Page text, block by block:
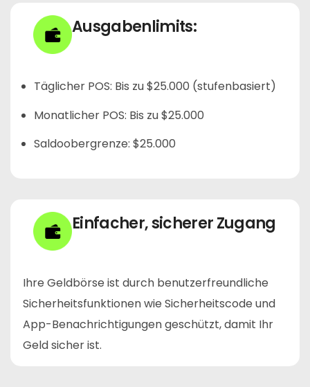
Ausgabenlimits:
Täglicher POS: Bis zu $25.000 (stufenbasiert)
Monatlicher POS: Bis zu $25.000
Saldoobergrenze: $25.000
Einfacher, sicherer Zugang
Ihre Geldbörse ist durch benutzerfreundliche
Sicherheitsfunktionen wie Sicherheitscode und
App-Benachrichtigungen geschützt, damit Ihr
Geld sicher ist.